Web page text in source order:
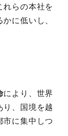
れらの本社を
に低いし、
により、世界
り、国境を越
市に集中しつ